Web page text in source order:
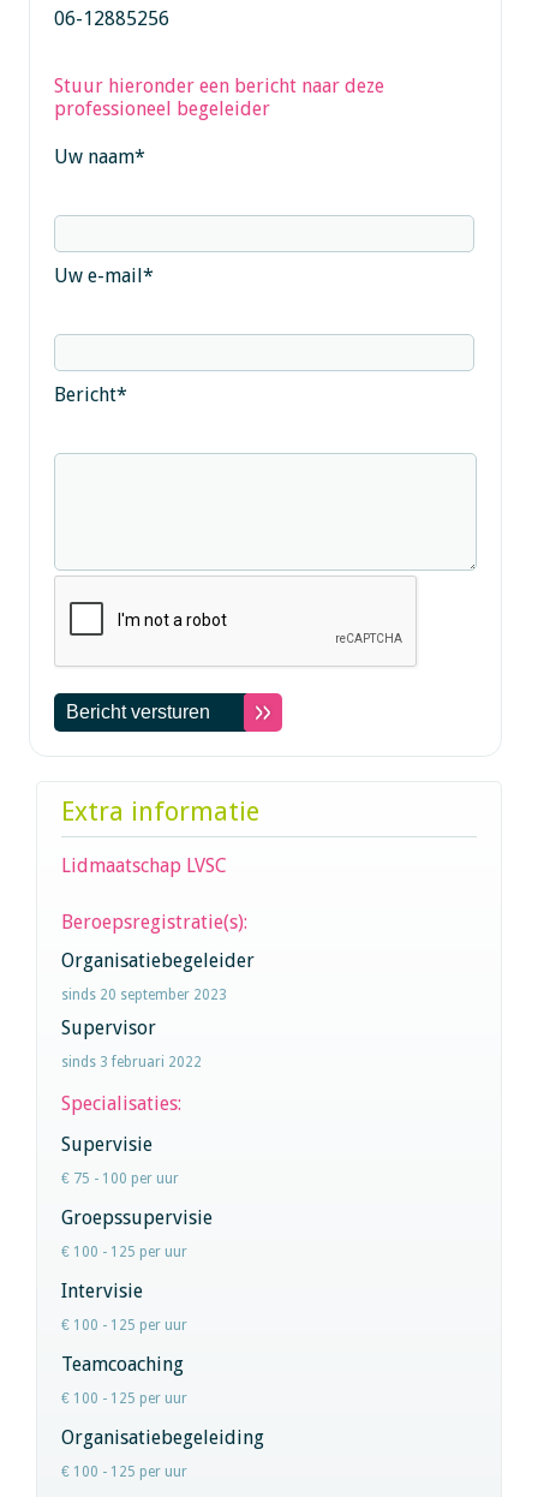
06-12885256
Stuur hieronder een bericht naar deze
professioneel begeleider
Uw naam*
Uw e-mail*
Bericht*
Extra informatie
Lidmaatschap LVSC
Beroepsregistratie(s):
Organisatiebegeleider
sinds 20 september 2023
Supervisor
sinds 3 februari 2022
Specialisaties:
Supervisie
€ 75 - 100 per uur
Groepssupervisie
€ 100 - 125 per uur
Intervisie
€ 100 - 125 per uur
Teamcoaching
€ 100 - 125 per uur
Organisatiebegeleiding
€ 100 - 125 per uur